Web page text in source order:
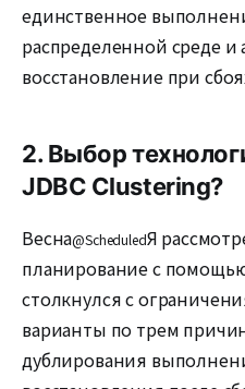
единственное
распределенной среде и
восстановление при
2. Выбор
JDBC Clustering?
Весна@ScheduledЯ
планирование с
столкнулся с
варианты по трем
дублирования